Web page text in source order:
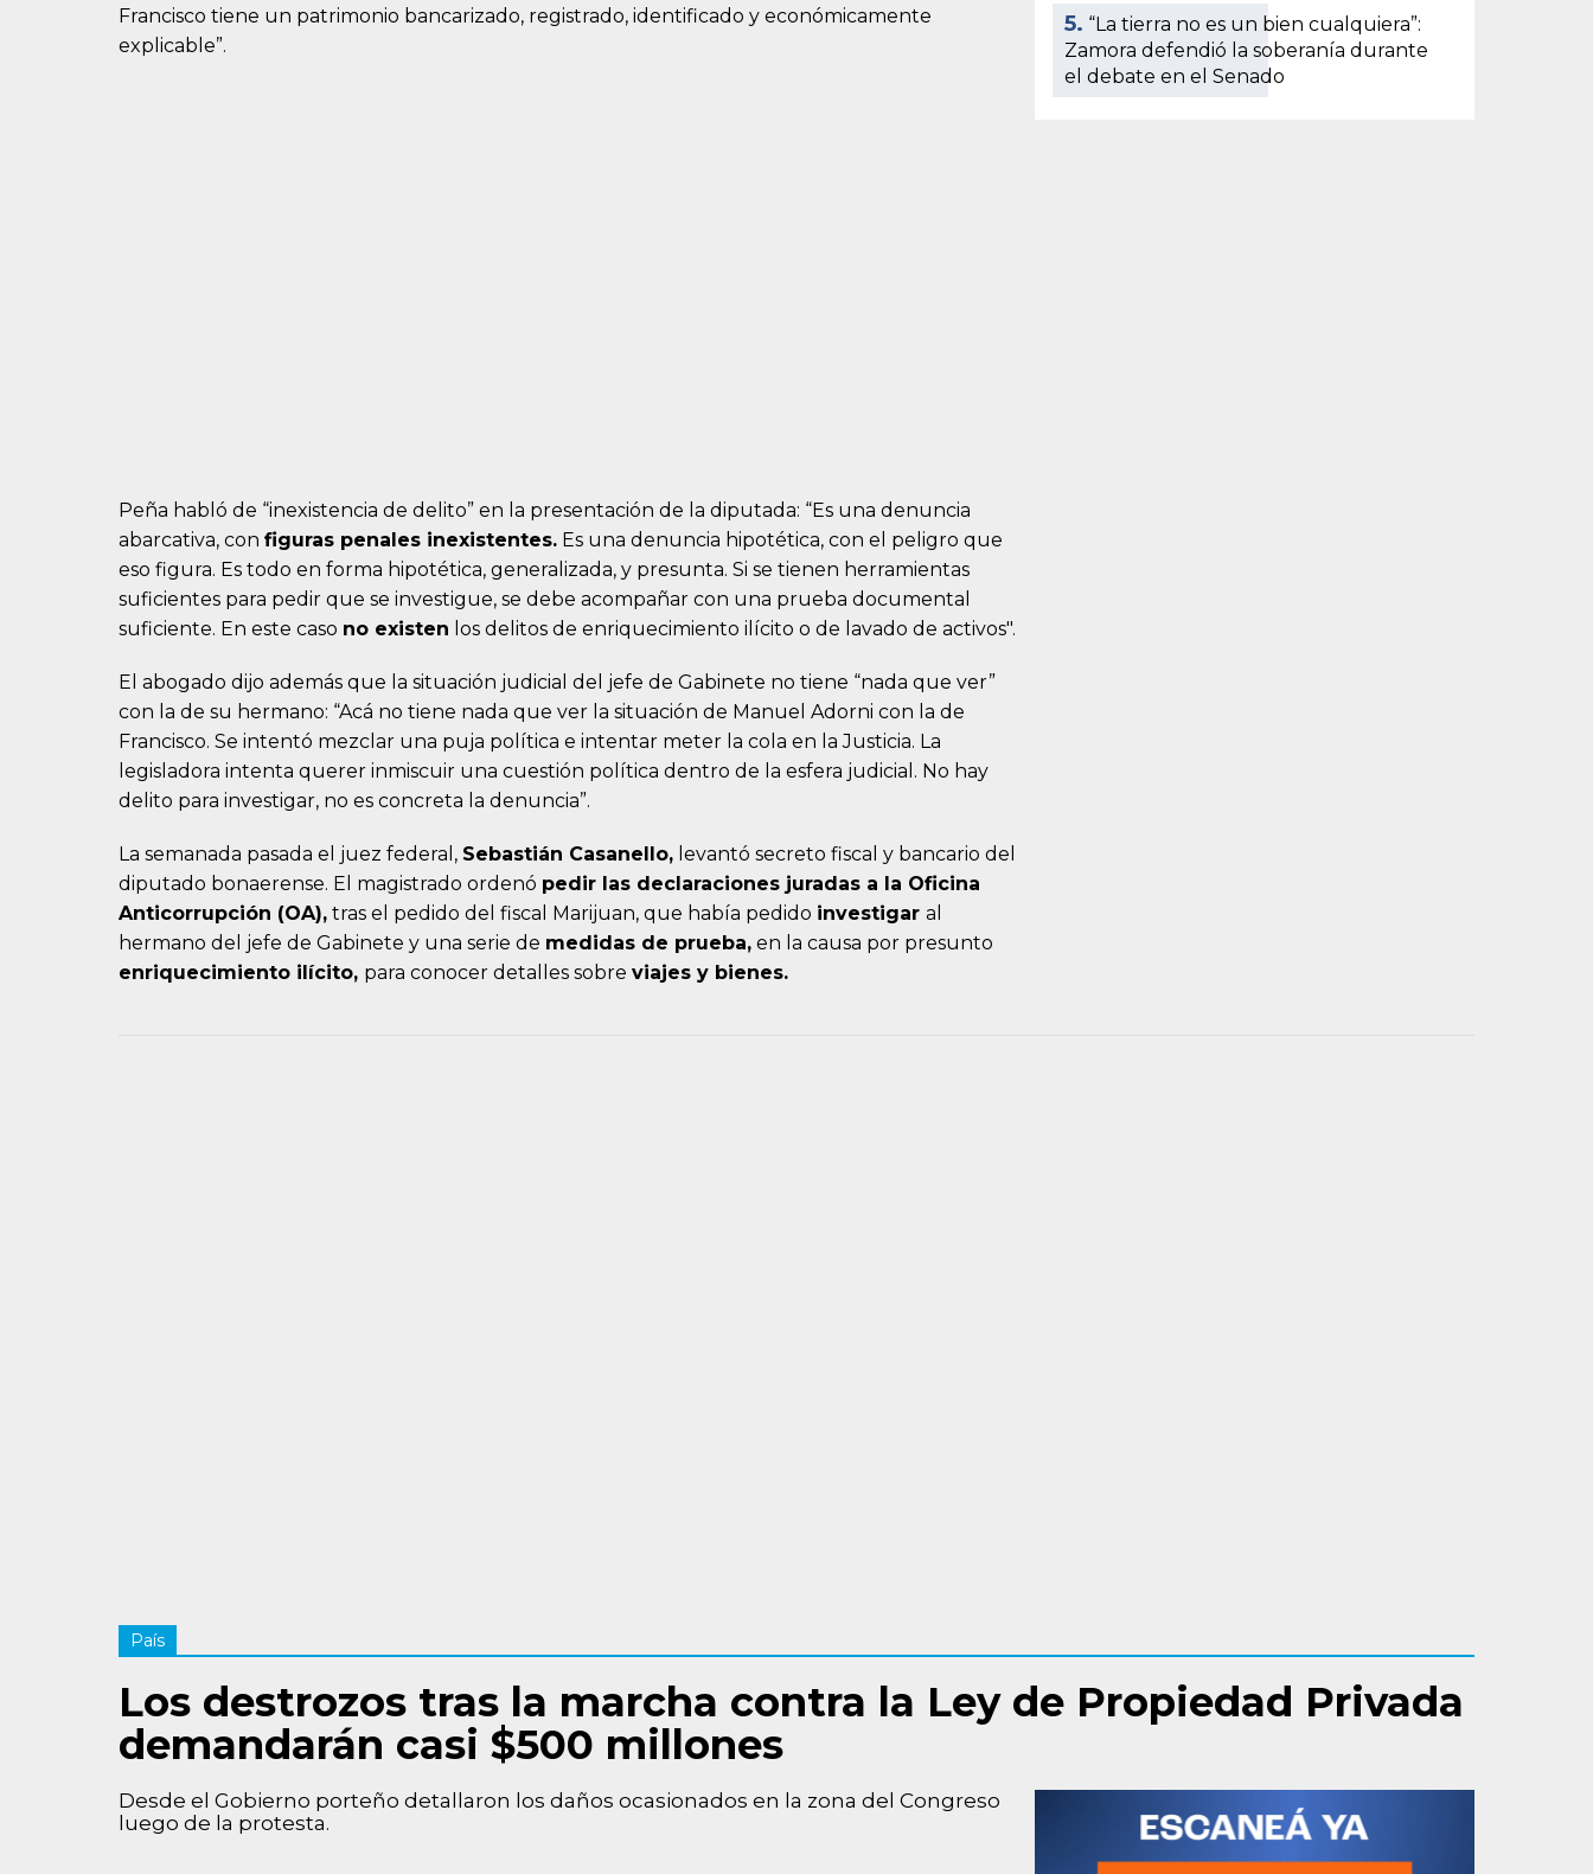
Francisco tiene un patrimonio bancarizado, registrado, identificado y económicamente
explicable”.
Peña habló de “inexistencia de delito” en la presentación de la diputada: “Es una denuncia
abarcativa, con figuras penales inexistentes. Es una denuncia hipotética, con el peligro que
eso figura. Es todo en forma hipotética, generalizada, y presunta. Si se tienen herramientas
suficientes para pedir que se investigue, se debe acompañar con una prueba documental
suficiente. En este caso no existen los delitos de enriquecimiento ilícito o de lavado de activos".
El abogado dijo además que la situación judicial del jefe de Gabinete no tiene “nada que ver”
con la de su hermano: “Acá no tiene nada que ver la situación de Manuel Adorni con la de
Francisco. Se intentó mezclar una puja política e intentar meter la cola en la Justicia. La
legisladora intenta querer inmiscuir una cuestión política dentro de la esfera judicial. No hay
delito para investigar, no es concreta la denuncia”.
La semanada pasada el juez federal, Sebastián Casanello, levantó secreto fiscal y bancario del
diputado bonaerense. El magistrado ordenó pedir las declaraciones juradas a la Oficina
Anticorrupción (OA), tras el pedido del fiscal Marijuan, que había pedido investigar al
hermano del jefe de Gabinete y una serie de medidas de prueba, en la causa por presunto
enriquecimiento ilícito, para conocer detalles sobre viajes y bienes.
5. “La tierra no es un bien cualquiera”:
Zamora defendió la soberanía durante
el debate en el Senado